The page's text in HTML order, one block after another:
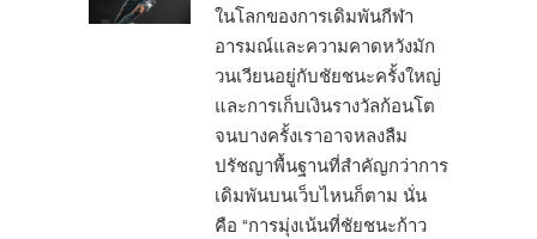
ในโลกของการเดิมพันกีฬา
อารมณ์และความคาดหวังมัก
วนเวียนอยู่กับชัยชนะครั้งใหญ่
และการเก็บเงินรางวัลก้อนโต
จนบางครั้งเราอาจหลงลืม
ปรัชญาพื้นฐานที่สำคัญกว่าการ
เดิมพันบนเว็บไหนก็ตาม นั่น
คือ “การมุ่งเน้นที่ชัยชนะก้าว